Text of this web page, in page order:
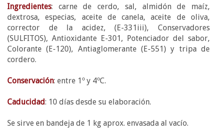
Ingredientes: carne de cerdo, sal, almidón de maíz,
dextrosa, especias, aceite de canela, aceite de oliva,
corrector de la acidez, (E-331iii), Conservadores
(SULFITOS), Antioxidante E-301, Potenciador del sabor,
Colorante (E-120), Antiaglomerante (E-551) y tripa de
cordero.
Conservación: entre 1º y 4ºC.
Caducidad: 10 días desde su elaboración.
Se sirve en bandeja de 1 kg aprox. envasada al vacío.